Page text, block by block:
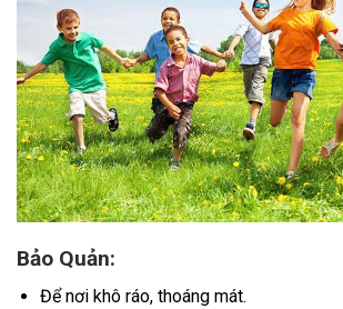
Bảo Quản:
Để nơi khô ráo, thoáng mát.